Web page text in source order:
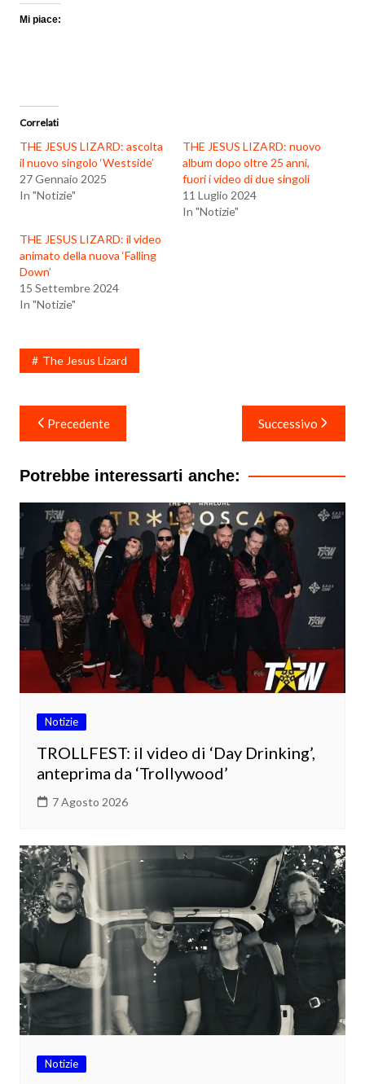
Mi piace:
Correlati
THE JESUS LIZARD: ascolta
il nuovo singolo ‘Westside’
27 Gennaio 2025
In "Notizie"
THE JESUS LIZARD: nuovo
album dopo oltre 25 anni,
fuori i video di due singoli
11 Luglio 2024
In "Notizie"
THE JESUS LIZARD: il video
animato della nuova ‘Falling
Down’
15 Settembre 2024
In "Notizie"
The Jesus Lizard
Navigazione
articoli
Precedente Successivo
Potrebbe interessarti anche:
Notizie
TROLLFEST: il video di ‘Day Drinking’,
anteprima da ‘Trollywood’
7 Agosto 2026
Notizie